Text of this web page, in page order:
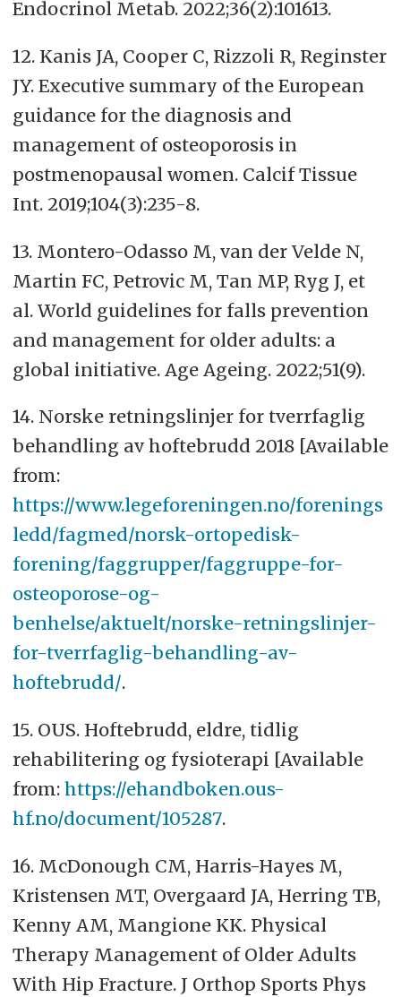
Endocrinol Metab. 2022;36(2):101613.
12. Kanis JA, Cooper C, Rizzoli R, Reginster
JY. Executive summary of the European
guidance for the diagnosis and
management of osteoporosis in
postmenopausal women. Calcif Tissue
Int. 2019;104(3):235-8.
13. Montero-Odasso M, van der Velde N,
Martin FC, Petrovic M, Tan MP, Ryg J, et
al. World guidelines for falls prevention
and management for older adults: a
global initiative. Age Ageing. 2022;51(9).
14. Norske retningslinjer for tverrfaglig
behandling av hoftebrudd 2018 [Available
from:
https://www.legeforeningen.no/forenings
ledd/fagmed/norsk-ortopedisk-
forening/faggrupper/faggruppe-for-
osteoporose-og-
benhelse/aktuelt/norske-retningslinjer-
for-tverrfaglig-behandling-av-
hoftebrudd/.
15. OUS. Hoftebrudd, eldre, tidlig
rehabilitering og fysioterapi [Available
from: https://ehandboken.ous-
hf.no/document/105287.
16. McDonough CM, Harris-Hayes M,
Kristensen MT, Overgaard JA, Herring TB,
Kenny AM, Mangione KK. Physical
Therapy Management of Older Adults
With Hip Fracture. J Orthop Sports Phys